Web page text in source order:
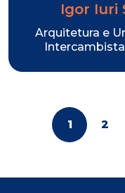
Igor Iuri
Arquitetura e
1 2